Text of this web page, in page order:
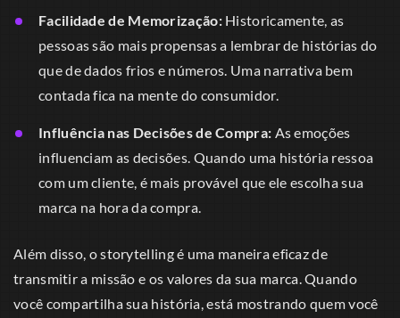
Facilidade de Memorização:Historicamente, as
pessoas são mais propensas a lembrar de histórias do
que de dados frios e números. Uma narrativa bem
contada fica na mente do consumidor.
Influência nas Decisões de Compra: As emoções
influenciam as decisões. Quando uma história ressoa
com um cliente, é mais provável que ele escolha sua
marca na hora da compra.
Além disso, o storytelling é uma maneira eficaz de
transmitir a missão e os valores da sua marca. Quando
você compartilha sua história, está mostrando quem você